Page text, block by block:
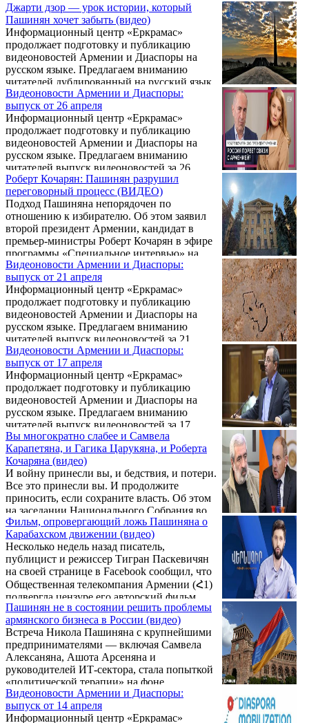
Джарти дзор — урок истории, который
Пашинян хочет забыть (видео)
Информационный центр «Еркрамас»
продолжает подготовку и публикацию
видеоновостей Армении и Диаспоры на
русском языке. Предлагаем вниманию
читателей дублированный на русский язык
репортаж армянской телекомпании «5-й
канал» о траурных мероприятиях в ущелье
Джарти дзор, где ежегодно чтят память 15
000 мирных армян, зверски убитых
турецкими войсками в 1920 году.
Видеоновости Армении и Диаспоры:
выпуск от 26 апреля
Информационный центр «Еркрамас»
продолжает подготовку и публикацию
видеоновостей Армении и Диаспоры на
русском языке. Предлагаем вниманию
читателей выпуск видеоновостей за 26
апреля. При подготовке программы
использованы съемки армянской
телекомпании «5-й канал».
Роберт Кочарян: Пашинян разрушил
переговорный процесс (ВИДЕО)
Подход Пашиняна непорядочен по
отношению к избирателю. Об этом заявил
второй президент Армении, кандидат в
премьер-министры Роберт Кочарян в эфире
программы «Специальное интервью» на
международном телеканале RTVI.
Видеоновости Армении и Диаспоры:
выпуск от 21 апреля
Информационный центр «Еркрамас»
продолжает подготовку и публикацию
видеоновостей Армении и Диаспоры на
русском языке. Предлагаем вниманию
читателей выпуск видеоновостей за 21
апреля. При подготовке программы
использованы съемки армянской
телекомпании «5-й канал».
Видеоновости Армении и Диаспоры:
выпуск от 17 апреля
Информационный центр «Еркрамас»
продолжает подготовку и публикацию
видеоновостей Армении и Диаспоры на
русском языке. Предлагаем вниманию
читателей выпуск видеоновостей за 17
апреля. При подготовке программы
использованы съемки армянской
телекомпании «5-й канал».
Вы многократно слабее и Самвела
Карапетяна, и Гагика Царукяна, и Роберта
Кочаряна (видео)
И войну принесли вы, и бедствия, и потери.
Все это принесли вы. И продолжите
приносить, если сохраните власть. Об этом
на заседании Национального Собрания во
время обсуждения отчета о ходе
выполнения и результатах реализации
программы Правительства Республики
Армения (2021-2026 гг.) за 2025 год заявил
17 апреля секретарь парламентской
фракции оппозиционного блока «Армения»
Арцвик Минасян, обращаясь к
представителям правящей партии
«Гражданский договор».
Фильм, опровергающий ложь Пашиняна о
Карабахском движении (видео)
Несколько недель назад писатель,
публицист и режиссер Тигран Паскевичян
на своей странице в Facebook сообщил, что
Общественная телекомпания Армении (Հ1)
подвергла цензуре его авторский фильм.
Пашинян не в состоянии решить проблемы
армянского бизнеса в России (видео)
Встреча Никола Пашиняна с крупнейшими
предпринимателями — включая Самвела
Алексаняна, Ашота Арсеняна и
руководителей ИТ-сектора, стала попыткой
«политической терапии» на фоне
системного кризиса в отношениях с РФ.
Вместо обсуждения текущих убытков
премьер сделал упор на проект TRIPP.
Видеоновости Армении и Диаспоры:
выпуск от 14 апреля
Информационный центр «Еркрамас»